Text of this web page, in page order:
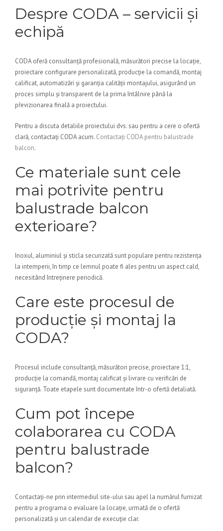
Despre CODA – servicii și
echipă
CODA oferă consultanță profesională, măsurători precise la locație,
proiectare configurare personalizată, producție la comandă, montaj
calificat, automatizări și garanția calității montajului, asigurând un
proces simplu și transparent de la prima întâlnire până la
převizionarea finală a proiectului.
Pentru a discuta detaliile proiectului dvs. sau pentru a cere o ofertă
clară, contactați CODA acum. Contactați CODA pentru balustrade
balcon.
Ce materiale sunt cele
mai potrivite pentru
balustrade balcon
exterioare?
Inoxul, aluminiul și sticla securizată sunt populare pentru rezistența
la intemperii, în timp ce lemnul poate fi ales pentru un aspect cald,
necesitând întreținere periodică.
Care este procesul de
producție și montaj la
CODA?
Procesul include consultanță, măsurători precise, proiectare 1:1,
producție la comandă, montaj calificat și livrare cu verificări de
siguranță. Toate etapele sunt documentate într-o ofertă detaliată.
Cum pot începe
colaborarea cu CODA
pentru balustrade
balcon?
Contactați-ne prin intermediul site-ului sau apel la numărul furnizat
pentru a programa o evaluare la locație, urmată de o ofertă
personalizată și un calendar de execuție clar.